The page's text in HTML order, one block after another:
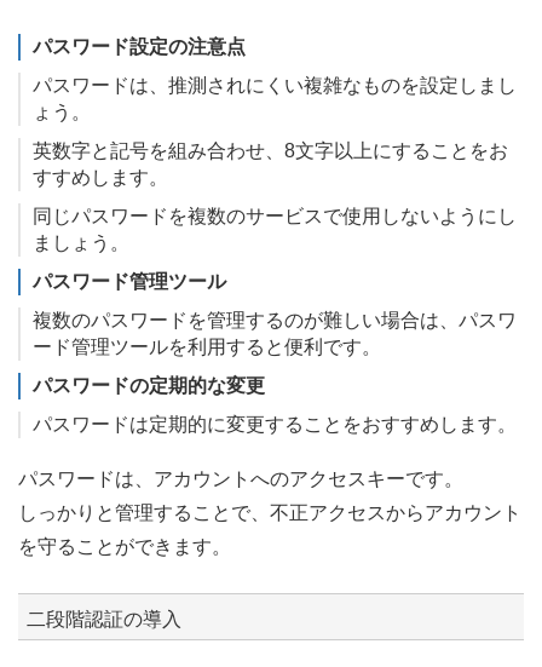
パスワード設定の注意点
パスワードは、推測されにくい複雑なものを設定しまし
ょう。
英数字と記号を組み合わせ、8文字以上にすることをお
すすめします。
同じパスワードを複数のサービスで使用しないようにし
ましょう。
パスワード管理ツール
複数のパスワードを管理するのが難しい場合は、パスワ
ード管理ツールを利用すると便利です。
パスワードの定期的な変更
パスワードは定期的に変更することをおすすめします。
パスワードは、アカウントへのアクセスキーです。
しっかりと管理することで、不正アクセスからアカウント
を守ることができます。
二段階認証の導入